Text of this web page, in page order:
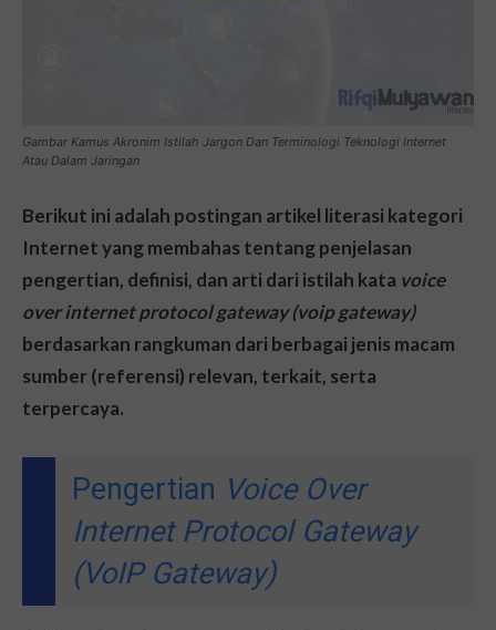
Gambar Kamus Akronim Istilah Jargon Dan Terminologi Teknologi Internet
Atau Dalam Jaringan
Berikut ini adalah postingan artikel literasi kategori
Internet yang membahas tentang penjelasan
pengertian, definisi, dan arti dari istilah kata voice
over internet protocol gateway (voip gateway)
berdasarkan rangkuman dari berbagai jenis macam
sumber (referensi) relevan, terkait, serta
terpercaya.
Pengertian Voice Over
Internet Protocol Gateway
(VoIP Gateway)